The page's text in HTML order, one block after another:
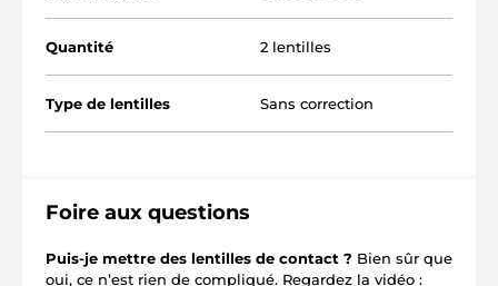
Quantité 2 lentilles
Type de lentilles Sans correction
Foire aux questions
Puis-je mettre des lentilles de contact ? Bien sûr que
oui, ce n’est rien de compliqué. Regardez la vidéo :